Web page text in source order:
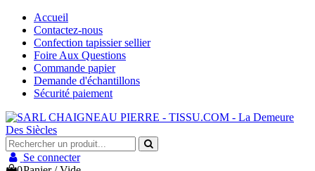
Accueil
Contactez-nous
Confection tapissier sellier
Foire Aux Questions
Commande papier
Demande d'échantillons
Sécurité paiement
Se connecter